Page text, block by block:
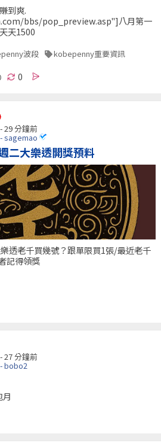
到爽.
bbs/pop_preview.asp"]八月第一
天1500
波段 kobepenny重要資訊
0
29 分鐘前
sagemao
二大樂透開獎預料
透老千買幾號？跟單限買1張/最近老千
記得領獎
27 分鐘前
bobo2